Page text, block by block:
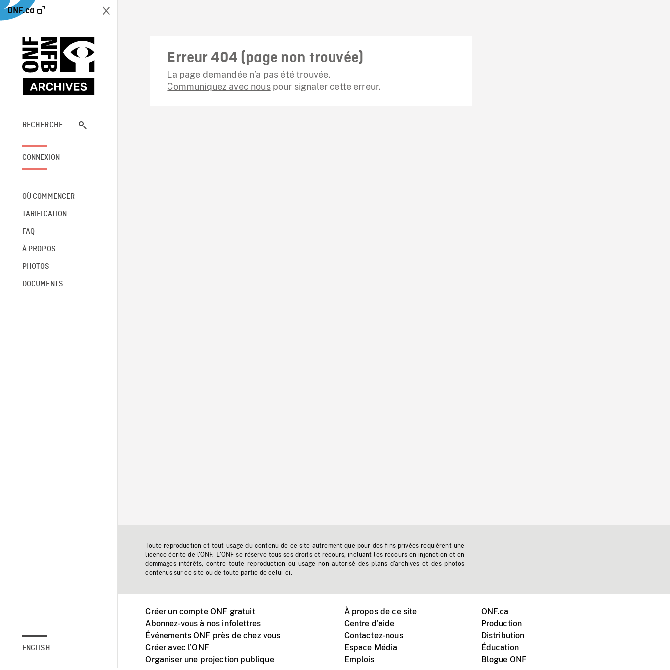
ONF.ca
RECHERCHE
CONNEXION
OÙ COMMENCER
TARIFICATION
FAQ
À PROPOS
PHOTOS
DOCUMENTS
ENGLISH
Erreur 404 (page non trouvée)
La page demandée n’a pas été trouvée.
Communiquez avec nouspour signaler cette erreur.
Toute reproduction et tout usage du contenu de ce site autrement que pour des fins privées requièrent une
licence écrite de l'ONF. L'ONF se réserve tous ses droits et recours, incluant les recours en injonction et en
dommages-intérêts, contre toute reproduction ou usage non autorisé des plans d'archives et des photos
contenus sur ce site ou de toute partie de celui-ci.
Créer un compte ONF gratuit
Abonnez-vous à nos infolettres
Événements ONF près de chez vous
Créer avec l’ONF
Organiser une projection publique
À propos de ce site
Centre d'aide
Contactez-nous
Espace Média
Emplois
ONF.ca
Production
Distribution
Éducation
Blogue ONF